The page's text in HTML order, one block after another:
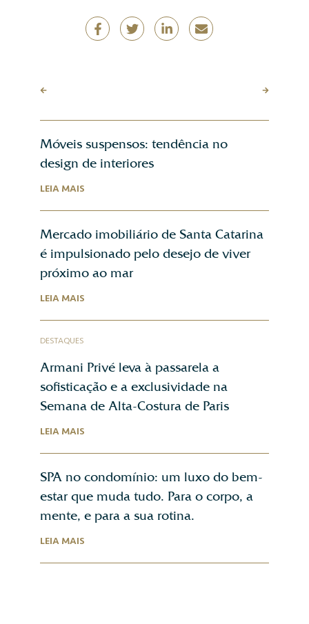
Móveis suspensos: tendência no
design de interiores
LEIA MAIS
Mercado imobiliário de Santa Catarina
é impulsionado pelo desejo de viver
próximo ao mar
LEIA MAIS
DESTAQUES
Armani Privé leva à passarela a
sofisticação e a exclusividade na
Semana de Alta-Costura de Paris
LEIA MAIS
SPA no condomínio: um luxo do bem-
estar que muda tudo. Para o corpo, a
mente, e para a sua rotina.
LEIA MAIS